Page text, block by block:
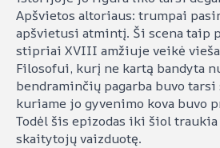
Apšvietos altoriaus: trumpai
apšvietusi atmintį. Ši scena taip
stipriai XVIII amžiuje veikė
Filosofui, kurį ne kartą bandyta
bendraminčių pagarba buvo
kuriame jo gyvenimo kova buvo
Todėl šis epizodas iki šiol
skaitytojų vaizduotę.